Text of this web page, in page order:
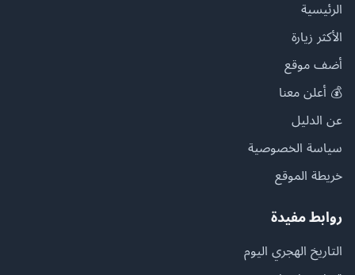
الرئيسية
الأكثر زيارة
أضف موقع
💰 أعلن معنا
عن الدليل
سياسة الخصوصية
خريطة الموقع
روابط مفيدة
التاريخ الهجري اليوم